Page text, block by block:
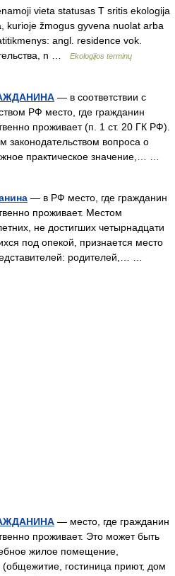
vieta statusas T sritis ekologija
kurioje žmogus gyvena nuolat arba
angl. residence vok.
n …
Ekologijos terminų
— в соответствии с
РФ место, где гражданин
проживает (п. 1 ст. 20 ГК РФ).
законодательством вопроса о
практическое значение,… …
— в РФ место, где гражданин
проживает. Местом
не достигших четырнадцати
под опекой, признается место
родителей,… …
— место, где гражданин
проживает. Это может быть
жилое помещение,
гостиница приют, дом